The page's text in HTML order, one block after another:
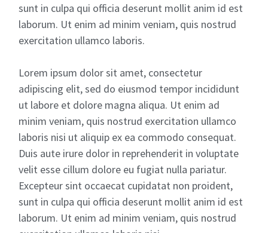
sunt in culpa qui officia deserunt mollit anim id est
laborum. Ut enim ad minim veniam, quis nostrud
exercitation ullamco laboris.
Lorem ipsum dolor sit amet, consectetur
adipiscing elit, sed do eiusmod tempor incididunt
ut labore et dolore magna aliqua. Ut enim ad
minim veniam, quis nostrud exercitation ullamco
laboris nisi ut aliquip ex ea commodo consequat.
Duis aute irure dolor in reprehenderit in voluptate
velit esse cillum dolore eu fugiat nulla pariatur.
Excepteur sint occaecat cupidatat non proident,
sunt in culpa qui officia deserunt mollit anim id est
laborum. Ut enim ad minim veniam, quis nostrud